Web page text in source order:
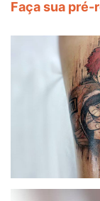
Faça sua pré-